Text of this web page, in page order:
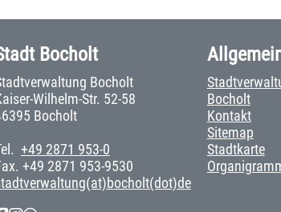
Bocholt
Bocholt
Wilhelm-Str. 52-58
Bocholt
+49 2871 953-0
+49 2871 953-9530
Bocholt
Kontakt
Sitemap
Stadtkarte